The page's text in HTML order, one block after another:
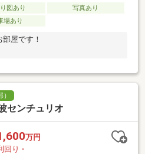
図あり
写真あり
場あり
屋です！
センチュリオ
万円
回り -